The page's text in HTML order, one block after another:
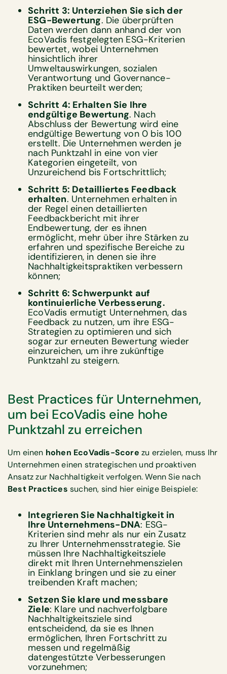
Schritt 3: Unterziehen Sie sich der
ESG-Bewertung. Die überprüften
Daten werden dann anhand der von
EcoVadis festgelegten ESG-Kriterien
bewertet, wobei Unternehmen
hinsichtlich ihrer
Umweltauswirkungen, sozialen
Verantwortung und Governance-
Praktiken beurteilt werden;
Schritt 4: Erhalten Sie Ihre
endgültige Bewertung. Nach
Abschluss der Bewertung wird eine
endgültige Bewertung von 0 bis 100
erstellt. Die Unternehmen werden je
nach Punktzahl in eine von vier
Kategorien eingeteilt, von
Unzureichend bis Fortschrittlich;
Schritt 5: Detailliertes Feedback
erhalten. Unternehmen erhalten in
der Regel einen detaillierten
Feedbackbericht mit ihrer
Endbewertung, der es ihnen
ermöglicht, mehr über ihre Stärken zu
erfahren und spezifische Bereiche zu
identifizieren, in denen sie ihre
Nachhaltigkeitspraktiken verbessern
können;
Schritt 6: Schwerpunkt auf
kontinuierliche Verbesserung.
EcoVadis ermutigt Unternehmen, das
Feedback zu nutzen, um ihre ESG-
Strategien zu optimieren und sich
sogar zur erneuten Bewertung wieder
einzureichen, um ihre zukünftige
Punktzahl zu steigern.
Best Practices für Unternehmen,
um bei EcoVadis eine hohe
Punktzahl zu erreichen
Um einen hohen EcoVadis-Score zu erzielen, muss Ihr
Unternehmen einen strategischen und proaktiven
Ansatz zur Nachhaltigkeit verfolgen. Wenn Sie nach
Best Practices suchen, sind hier einige Beispiele:
Integrieren Sie Nachhaltigkeit in
Ihre Unternehmens-DNA: ESG-
Kriterien sind mehr als nur ein Zusatz
zu Ihrer Unternehmensstrategie. Sie
müssen Ihre Nachhaltigkeitsziele
direkt mit Ihren Unternehmenszielen
in Einklang bringen und sie zu einer
treibenden Kraft machen;
Setzen Sie klare und messbare
Ziele: Klare und nachverfolgbare
Nachhaltigkeitsziele sind
entscheidend, da sie es Ihnen
ermöglichen, Ihren Fortschritt zu
messen und regelmäßig
datengestützte Verbesserungen
vorzunehmen;